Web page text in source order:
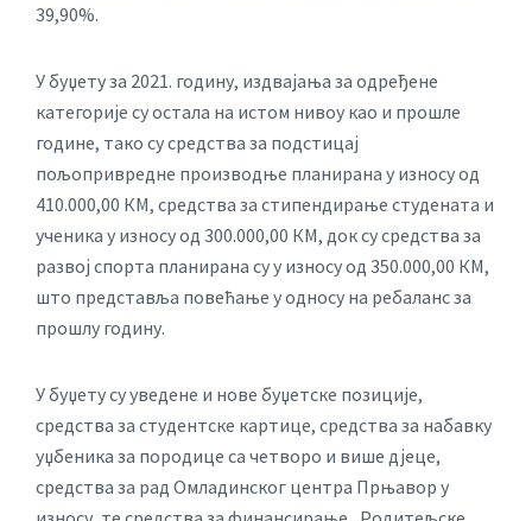
39,90%.
У буџету за 2021. годину, издвајања за одређене
категорије су остала на истом нивоу као и прошле
године, тако су средства за подстицај
пољопривредне производње планирана у износу од
410.000,00 КМ, средства за стипендирање студената и
ученика у износу од 300.000,00 КМ, док су средства за
развој спорта планирана су у износу од 350.000,00 КМ,
што представља повећање у односу на ребаланс за
прошлу годину.
У буџету су уведене и нове буџетске позиције,
средства за студентске картице, средства за набавку
уџбеника за породице са четворо и више дјеце,
средства за рад Омладинског центра Прњавор у